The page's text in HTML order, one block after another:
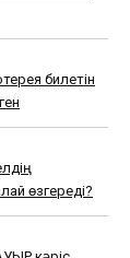
билетін
өзгереді?